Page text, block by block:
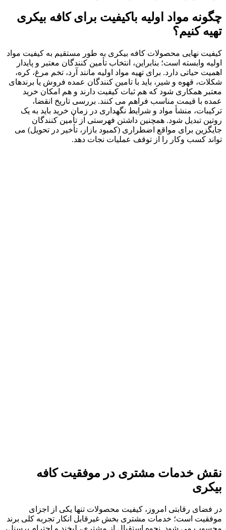
چگونه مواد اولیه باکیفیت برای کافه بیکری
تهیه کنیم؟
کیفیت نهایی محصولات کافه بیکری به طور مستقیم به کیفیت مواد
اولیه وابسته است؛ بنابراین، انتخاب تأمین کنندگان معتبر و پایدار
اهمیت حیاتی دارد. برای تهیه مواد اولیه مانند آرد، تخم مرغ، کره،
شکلات، قهوه و شیر، باید با تامین کنندگان عمده فروش یا برندهای
معتبر همکاری شود که هم ثبات کیفیت دارند و هم امکان خرید
عمده با قیمت مناسب فراهم می کنند. بررسی تاریخ انقضا،
ترکیبات، منشأ مواد و شرایط نگهداری در زمان خرید باید به یک
روتین تبدیل شود. همچنین داشتن فهرستی از تأمین کنندگان
جایگزین برای مواقع اضطراری (کمبود بازار، تأخیر در تحویل) می
تواند کسب وکار را از توقف عملیات نجات دهد.
نقش خدمات مشتری در موفقیت کافه
بیکری
در فضای رقابتی امروز، کیفیت محصولات تنها یکی از اجزای
موفقیت است؛ خدمات مشتری بخش غیرقابل انکار تجربه کلی برند